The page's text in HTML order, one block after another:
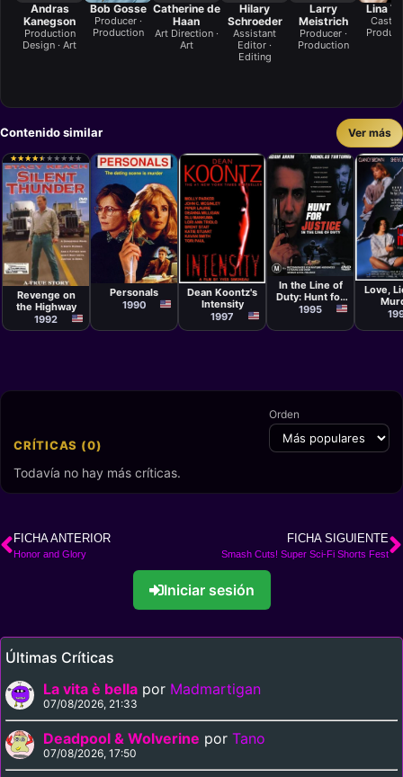
Andras
Kanegson
Production
Design · Art
Bob Gosse
Producer ·
Production
Catherine de
Haan
Art Direction ·
Art
Hilary
Schroeder
Assistant
Editor ·
Editing
Larry
Meistrich
Producer ·
Production
Lina
Contenido similar Ver más
★
★★
★★
★★
★★
★ ★
★ ★
★ ★
★ ★
★ ★
★
Película
Craig R.
Baxley
Revenge on
the Highway
1992
Película
Steven
Hilliard Stern
Personals
1990
Película
Yves
Simoneau
Dean Koontz's
Intensity
1997
Película
Dick Lowry
In the Line of
Duty: Hunt for
Justice
1995
Love,
CRÍTICAS (0)
Orden
Todavía no hay más críticas.
FICHA ANTERIOR
Honor and Glory
FICHA SIGUIENTE
Smash Cuts! Super Sci-Fi Shorts Fest
Iniciar sesión
Últimas Críticas
La vita è bella por Madmartigan
07/08/2026, 21:33
Deadpool & Wolverine por Tano
07/08/2026, 17:50